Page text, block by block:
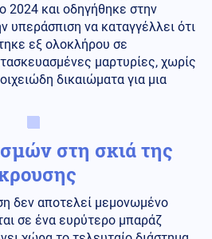
2024 και οδηγήθηκε στην
υπεράσπιση να καταγγέλλει ότι
εξ ολοκλήρου σε
μαρτυρίες, χωρίς
δικαιώματα για μια
στη σκιά της
δεν αποτελεί μεμονωμένο
σε ένα ευρύτερο μπαράζ